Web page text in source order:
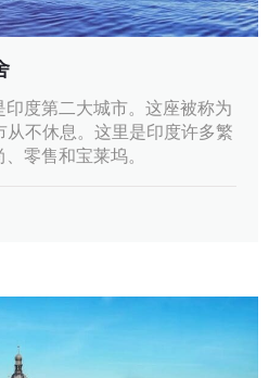
度第二大城市。这座被称为
不休息。这里是印度许多繁
零售和宝莱坞。